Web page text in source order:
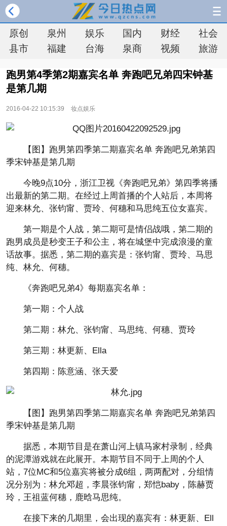
原创 泉州 娱乐 国内 财经
社会
县市
福建 台海 泉商 视频 旅游
跑男第4季第2期嘉宾名单 奔跑吧兄弟四宋钟基
是第几期
2016-04-22 10:15:39 妆点娱乐
【图】跑男第四季第二期嘉宾名单 奔跑吧兄弟第四
季宋钟基是第几期
今晚9点10分，浙江卫视《奔跑吧兄弟》第四季将播
出最新的第二期。在经过上周首播的个人站后，本周将
迎来林允、张钧甯、贾玲、何穗和马思纯五位女嘉宾。
第一期是个人战，第二期可是情侣战哦，第二期的
跑男成员是秒变王子和公主，将在城堡中完成浪漫的童
话故事。据悉，第二期的嘉宾是：张钧甯、贾玲、马思
纯、林允、何穗。
《奔跑吧兄弟4》每期嘉宾名单：
第一期：个人战
第二期：林允、张钧甯、马思纯、何穗、贾玲
第三期：林更新、Ella
第四期：陈意涵、张天爱
【图】跑男第四季第二期嘉宾名单 奔跑吧兄弟第四
季宋钟基是第几期
据悉，本期节目是在萧山河上镇马家村录制，经典
的泥潭游戏就在此展开。本期节目不同于上周的个人
站，7位MC和5位嘉宾将被分成6组，两两配对，分组情
况分别为：林允邓超，李晨张钧甯，郑恺baby，陈赫贾
玲，王祖蓝何穗，鹿晗马思纯。
在接下来的几期里，会出现的嘉宾有：林更新、Ell